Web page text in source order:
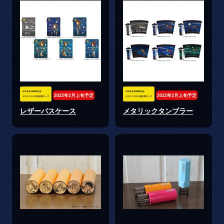
水木先生100周年記念
ゲゲゲ ゲゲゲの鬼太郎グッズ 2022年2月上旬予定
レザーパスケース
水木先生100周年記念
ゲゲゲ ゲゲゲの鬼太郎グッズ 2022年2月上旬予定
メタリックタンブラー